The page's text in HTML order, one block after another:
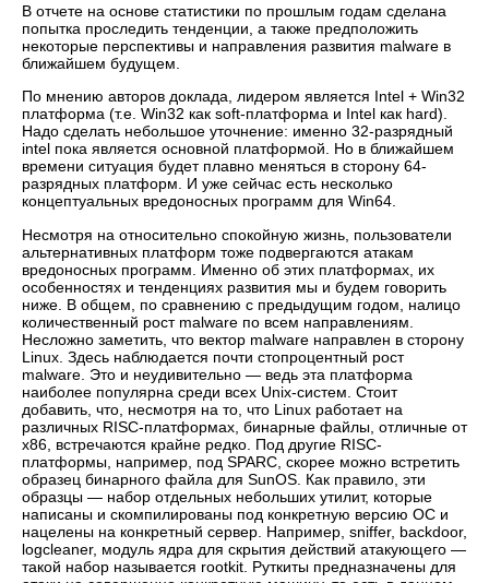
В отчете на основе статистики по прошлым годам сделана
попытка проследить тенденции, а также предположить
некоторые перспективы и направления развития malware в
ближайшем будущем.
По мнению авторов доклада, лидером является Intel + Win32
платформа (т.е. Win32 как soft-платформа и Intel как hard).
Надо сделать небольшое уточнение: именно 32-разрядный
intel пока является основной платформой. Но в ближайшем
времени ситуация будет плавно меняться в сторону 64-
разрядных платформ. И уже сейчас есть несколько
концептуальных вредоносных программ для Win64.
Несмотря на относительно спокойную жизнь, пользователи
альтернативных платформ тоже подвергаются атакам
вредоносных программ. Именно об этих платформах, их
особенностях и тенденциях развития мы и будем говорить
ниже. В общем, по сравнению с предыдущим годом, налицо
количественный рост malware по всем направлениям.
Несложно заметить, что вектор malware направлен в сторону
Linux. Здесь наблюдается почти стопроцентный рост
malware. Это и неудивительно — ведь эта платформа
наиболее популярна среди всех Unix-систем. Стоит
добавить, что, несмотря на то, что Linux работает на
различных RISC-платформах, бинарные файлы, отличные от
x86, встречаются крайне редко. Под другие RISC-
платформы, например, под SPARC, скорее можно встретить
образец бинарного файла для SunOS. Как правило, эти
образцы — набор отдельных небольших утилит, которые
написаны и скомпилированы под конкретную версию ОС и
нацелены на конкретный сервер. Например, sniffer, backdoor,
logcleaner, модуль ядра для скрытия действий атакующего —
такой набор называется rootkit. Руткиты предназначены для